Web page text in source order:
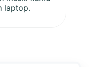
laptop.